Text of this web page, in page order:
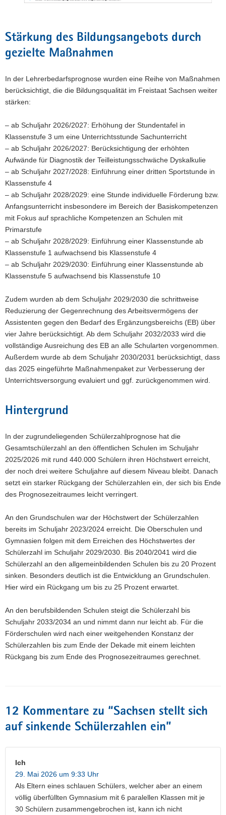
Stärkung des Bildungsangebots durch
gezielte Maßnahmen
In der Lehrerbedarfsprognose wurden eine Reihe von Maßnahmen
berücksichtigt, die die Bildungsqualität im Freistaat Sachsen weiter
stärken:
– ab Schuljahr 2026/2027: Erhöhung der Stundentafel in
Klassenstufe 3 um eine Unterrichtsstunde Sachunterricht
– ab Schuljahr 2026/2027: Berücksichtigung der erhöhten
Aufwände für Diagnostik der Teilleistungsschwäche Dyskalkulie
– ab Schuljahr 2027/2028: Einführung einer dritten Sportstunde in
Klassenstufe 4
– ab Schuljahr 2028/2029: eine Stunde individuelle Förderung bzw.
Anfangsunterricht insbesondere im Bereich der Basiskompetenzen
mit Fokus auf sprachliche Kompetenzen an Schulen mit
Primarstufe
– ab Schuljahr 2028/2029: Einführung einer Klassenstunde ab
Klassenstufe 1 aufwachsend bis Klassenstufe 4
– ab Schuljahr 2029/2030: Einführung einer Klassenstunde ab
Klassenstufe 5 aufwachsend bis Klassenstufe 10
Zudem wurden ab dem Schuljahr 2029/2030 die schrittweise
Reduzierung der Gegenrechnung des Arbeitsvermögens der
Assistenten gegen den Bedarf des Ergänzungsbereichs (EB) über
vier Jahre berücksichtigt. Ab dem Schuljahr 2032/2033 wird die
vollständige Ausreichung des EB an alle Schularten vorgenommen.
Außerdem wurde ab dem Schuljahr 2030/2031 berücksichtigt, dass
das 2025 eingeführte Maßnahmenpaket zur Verbesserung der
Unterrichtsversorgung evaluiert und ggf. zurückgenommen wird.
Hintergrund
In der zugrundeliegenden Schülerzahlprognose hat die
Gesamtschülerzahl an den öffentlichen Schulen im Schuljahr
2025/2026 mit rund 440.000 Schülern ihren Höchstwert erreicht,
der noch drei weitere Schuljahre auf diesem Niveau bleibt. Danach
setzt ein starker Rückgang der Schülerzahlen ein, der sich bis Ende
des Prognosezeitraumes leicht verringert.
An den Grundschulen war der Höchstwert der Schülerzahlen
bereits im Schuljahr 2023/2024 erreicht. Die Oberschulen und
Gymnasien folgen mit dem Erreichen des Höchstwertes der
Schülerzahl im Schuljahr 2029/2030. Bis 2040/2041 wird die
Schülerzahl an den allgemeinbildenden Schulen bis zu 20 Prozent
sinken. Besonders deutlich ist die Entwicklung an Grundschulen.
Hier wird ein Rückgang um bis zu 25 Prozent erwartet.
An den berufsbildenden Schulen steigt die Schülerzahl bis
Schuljahr 2033/2034 an und nimmt dann nur leicht ab. Für die
Förderschulen wird nach einer weitgehenden Konstanz der
Schülerzahlen bis zum Ende der Dekade mit einem leichten
Rückgang bis zum Ende des Prognosezeitraumes gerechnet.
12 Kommentare zu “Sachsen stellt sich
auf sinkende Schülerzahlen ein”
Ich
29. Mai 2026 um 9:33 Uhr
Als Eltern eines schlauen Schülers, welcher aber an einem
völlig überfüllten Gymnasium mit 6 paralellen Klassen mit je
30 Schülern zusammengebrochen ist, kann ich nicht